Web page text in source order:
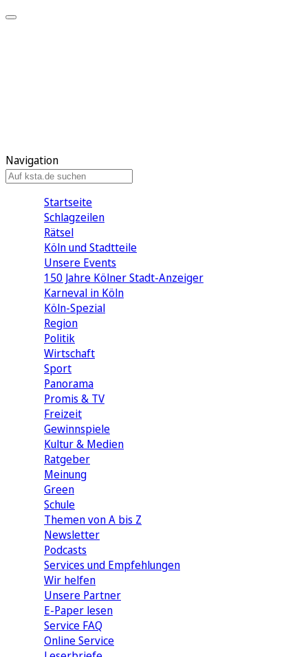
Navigation
Startseite
Schlagzeilen
Rätsel
Köln und Stadtteile
Unsere Events
150 Jahre Kölner Stadt-Anzeiger
Karneval in Köln
Köln-Spezial
Region
Politik
Wirtschaft
Sport
Panorama
Promis & TV
Freizeit
Gewinnspiele
Kultur & Medien
Ratgeber
Meinung
Green
Schule
Themen von A bis Z
Newsletter
Podcasts
Services und Empfehlungen
Wir helfen
Unsere Partner
E-Paper lesen
Service FAQ
Online Service